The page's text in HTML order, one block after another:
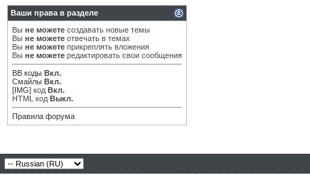
Ваши права в разделе
Вы не можете создавать новые темы
Вы не можете отвечать в темах
Вы не можете прикреплять вложения
Вы не можете редактировать свои сообщения
BB коды Вкл.
Смайлы Вкл.
[IMG] код Вкл.
HTML код Выкл.
Правила форума